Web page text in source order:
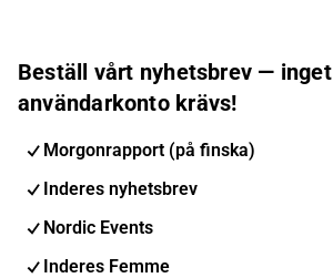
Beställ vårt nyhetsbrev — inget
användarkonto krävs!
Morgonrapport (på finska)
Inderes nyhetsbrev
Nordic Events
Inderes Femme